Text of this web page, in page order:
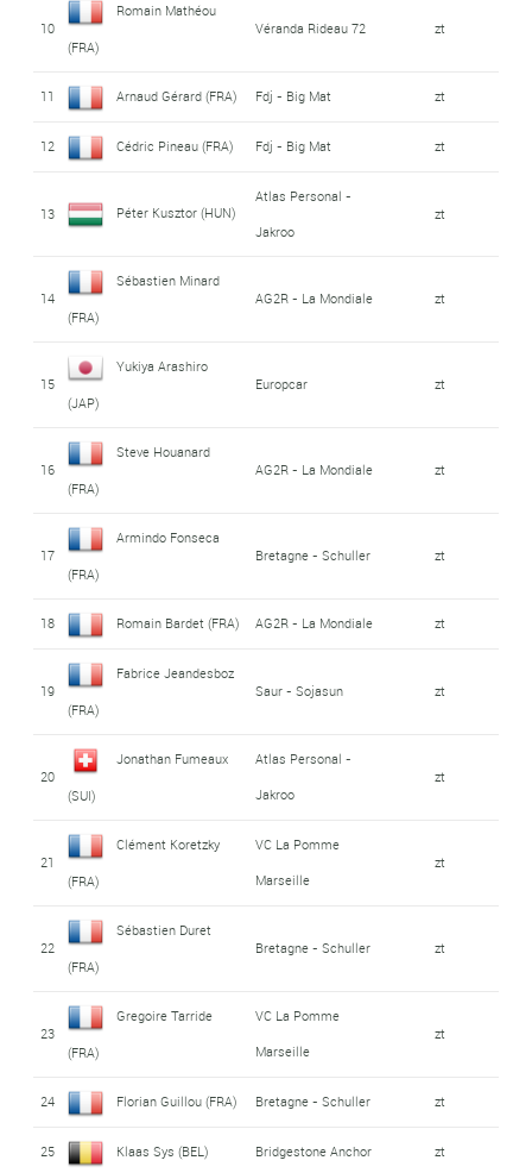
10
Romain Mathéou
(FRA)
Véranda Rideau 72 zt
11 Arnaud Gérard (FRA) Fdj - Big Mat zt
12 Cédric Pineau (FRA) Fdj - Big Mat zt
13 Péter Kusztor (HUN)
Atlas Personal -
Jakroo
zt
14
Sébastien Minard
(FRA)
AG2R - La Mondiale zt
15
Yukiya Arashiro
(JAP)
Europcar zt
16
Steve Houanard
(FRA)
AG2R - La Mondiale zt
17
Armindo Fonseca
(FRA)
Bretagne - Schuller zt
18 Romain Bardet (FRA) AG2R - La Mondiale zt
19
Fabrice Jeandesboz
(FRA)
Saur - Sojasun zt
20
Jonathan Fumeaux
(SUI)
Atlas Personal -
Jakroo
zt
21
Clément Koretzky
(FRA)
VC La Pomme
Marseille
zt
22
Sébastien Duret
(FRA)
Bretagne - Schuller zt
23
Gregoire Tarride
(FRA)
VC La Pomme
Marseille
zt
24 Florian Guillou (FRA) Bretagne - Schuller zt
25 Klaas Sys (BEL) Bridgestone Anchor zt